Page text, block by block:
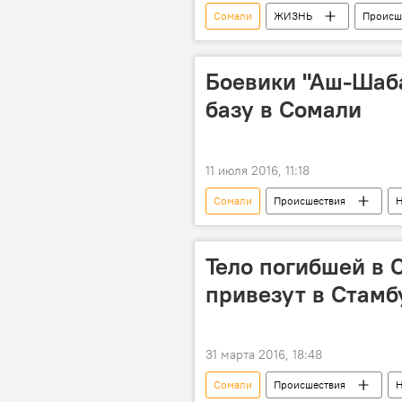
Сомали ЖИЗНЬ
Взрыв
Теракт
Боевики "Аш-
базу в Сомали
11 июля 2016, 11:18
Сомали Происшествия
Могадишо
Аль-Каида
Тело погибшей в
привезут в
31 марта 2016, 18:48
Сомали Происшествия